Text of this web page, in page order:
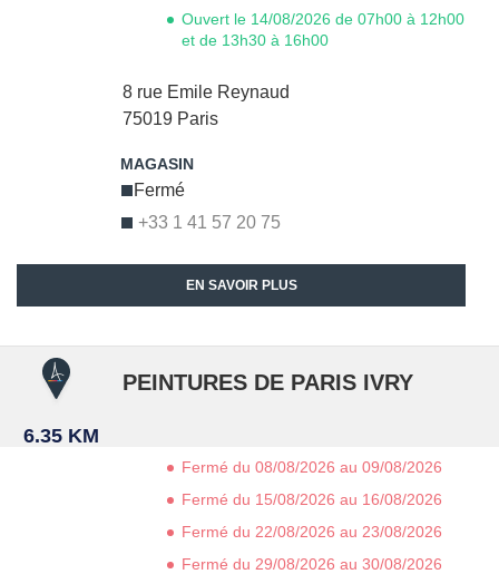
8 rue Emile Reynaud
75019 Paris
+33 1 41 57 20 75
Fermé
Ouvert le 14/08/2026 de 07h00 à 12h00
et de 13h30 à 16h00
EN SAVOIR PLUS
6.35 KM
PEINTURES DE PARIS IVRY
Fermé du 08/08/2026 au 09/08/2026
Fermé du 15/08/2026 au 16/08/2026
Fermé du 22/08/2026 au 23/08/2026
Fermé du 29/08/2026 au 30/08/2026